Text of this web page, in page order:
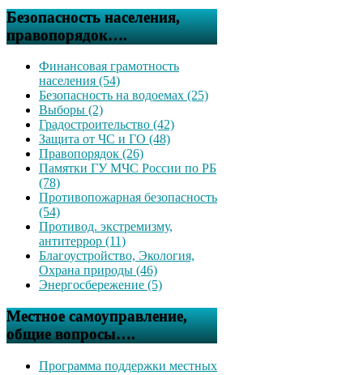
Безопасность населения,
правопорядок….
Финансовая грамотность
населения (54)
Безопасность на водоемах (25)
Выборы (2)
Градостроительство (42)
Защита от ЧС и ГО (48)
Правопорядок (26)
Памятки ГУ МЧС России по РБ
(78)
Противопожарная безопасность
(54)
Противод. экстремизму,
антитеррор (11)
Благоустройство, Экология,
Охрана природы (46)
Энергосбережение (5)
Местное самоуправление,
общие вопросы….
Программа поддержки местных